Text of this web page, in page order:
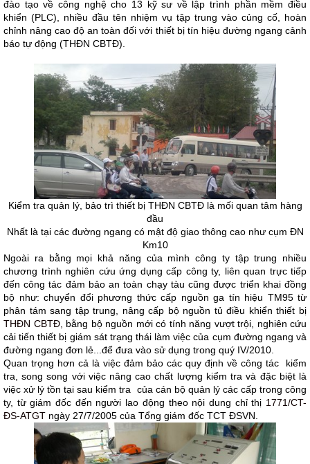
đào tạo về công nghệ cho 13 kỹ sư về lập trình phần mềm điều
khiển (PLC), nhiều đầu tên nhiệm vụ tập trung vào củng cố, hoàn
chỉnh nâng cao độ an toàn đối với thiết bị tín hiệu đường ngang cảnh
báo tự động (THĐN CBTĐ).
Kiểm tra quản lý, bảo trì thiết bị THĐN CBTĐ là mối quan tâm hàng
đầu
Nhất là tại các đường ngang có mật độ giao thông cao như cụm ĐN
Km10
Ngoài ra bằng mọi khả năng của mình công ty tập trung nhiều
chương trình nghiên cứu ứng dụng cấp công ty, liên quan trực tiếp
đến công tác đảm bảo an toàn chạy tàu cũng được triển khai đồng
bộ như: chuyển đổi phương thức cấp nguồn ga tín hiệu TM95 từ
phân tám sang tập trung, nâng cấp bộ nguồn tủ điều khiển thiết bị
THĐN CBTĐ, bằng bộ nguồn mới có tính năng vượt trội, nghiên cứu
cải tiến thiết bị giám sát trạng thái làm việc của cụm đường ngang và
đường ngang đơn lẻ...để đưa vào sử dụng trong quý IV/2010.
Quan trọng hơn cả là việc đảm bảo các quy định về công tác kiểm
tra, song song với việc nâng cao chất lượng kiểm tra và đặc biệt là
việc xử lý tồn tại sau kiểm tra của cán bộ quản lý các cấp trong công
ty, từ giám đốc đến người lao động theo nội dung chỉ thị 1771/CT-
ĐS-ATGT ngày 27/7/2005 của Tổng giám đốc TCT ĐSVN.